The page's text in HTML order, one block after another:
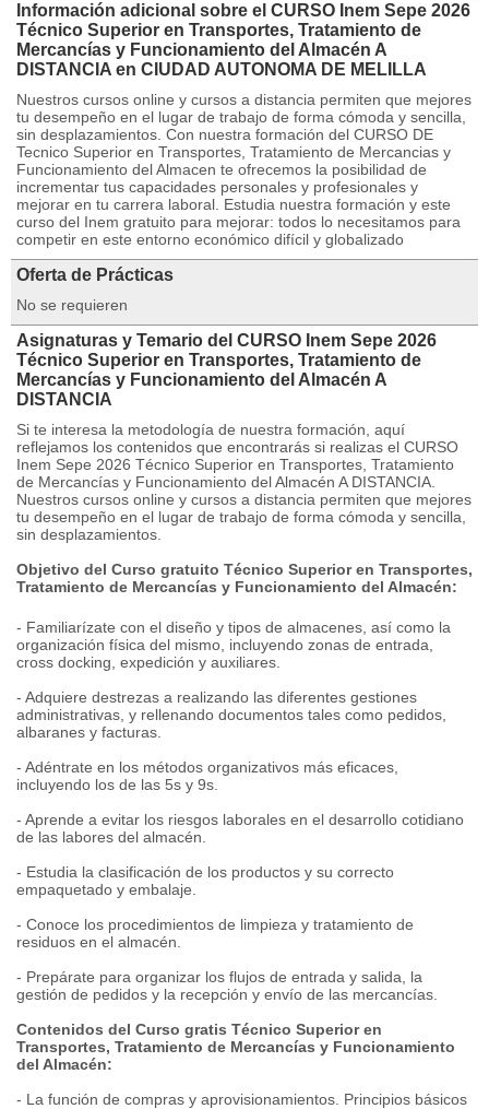
Información adicional sobre el CURSO Inem Sepe 2026
Técnico Superior en Transportes, Tratamiento de
Mercancías y Funcionamiento del Almacén A
DISTANCIA en CIUDAD AUTONOMA DE MELILLA
Nuestros cursos online y cursos a distancia permiten que mejores
tu desempeño en el lugar de trabajo de forma cómoda y sencilla,
sin desplazamientos. Con nuestra formación del CURSO DE
Tecnico Superior en Transportes, Tratamiento de Mercancias y
Funcionamiento del Almacen te ofrecemos la posibilidad de
incrementar tus capacidades personales y profesionales y
mejorar en tu carrera laboral. Estudia nuestra formación y este
curso del Inem gratuito para mejorar: todos lo necesitamos para
competir en este entorno económico difícil y globalizado
Oferta de Prácticas
No se requieren
Asignaturas y Temario del CURSO Inem Sepe 2026
Técnico Superior en Transportes, Tratamiento de
Mercancías y Funcionamiento del Almacén A
DISTANCIA
Si te interesa la metodología de nuestra formación, aquí
reflejamos los contenidos que encontrarás si realizas el CURSO
Inem Sepe 2026 Técnico Superior en Transportes, Tratamiento
de Mercancías y Funcionamiento del Almacén A DISTANCIA.
Nuestros cursos online y cursos a distancia permiten que mejores
tu desempeño en el lugar de trabajo de forma cómoda y sencilla,
sin desplazamientos.
Objetivo del Curso gratuito Técnico Superior en Transportes,
Tratamiento de Mercancías y Funcionamiento del Almacén:
- Familiarízate con el diseño y tipos de almacenes, así como la
organización física del mismo, incluyendo zonas de entrada,
cross docking, expedición y auxiliares.
- Adquiere destrezas a realizando las diferentes gestiones
administrativas, y rellenando documentos tales como pedidos,
albaranes y facturas.
- Adéntrate en los métodos organizativos más eficaces,
incluyendo los de las 5s y 9s.
- Aprende a evitar los riesgos laborales en el desarrollo cotidiano
de las labores del almacén.
- Estudia la clasificación de los productos y su correcto
empaquetado y embalaje.
- Conoce los procedimientos de limpieza y tratamiento de
residuos en el almacén.
- Prepárate para organizar los flujos de entrada y salida, la
gestión de pedidos y la recepción y envío de las mercancías.
Contenidos del Curso gratis Técnico Superior en
Transportes, Tratamiento de Mercancías y Funcionamiento
del Almacén:
- La función de compras y aprovisionamientos. Principios básicos